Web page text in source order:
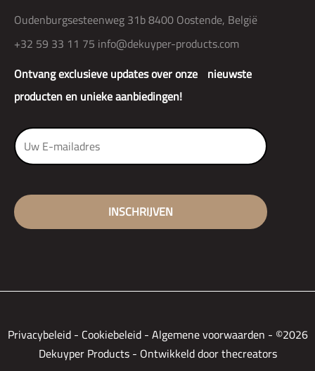
Ontvang exclusieve updates over onze nieuwste
producten en unieke aanbiedingen!
Oudenburgsesteenweg 31b 8400 Oostende, België
+32 59 33 11 75 info@dekuyper-products.com
Privacybeleid- Cookiebeleid-Algemene voorwaarden - ©2026
Dekuyper Products - Ontwikkeld door thecreators